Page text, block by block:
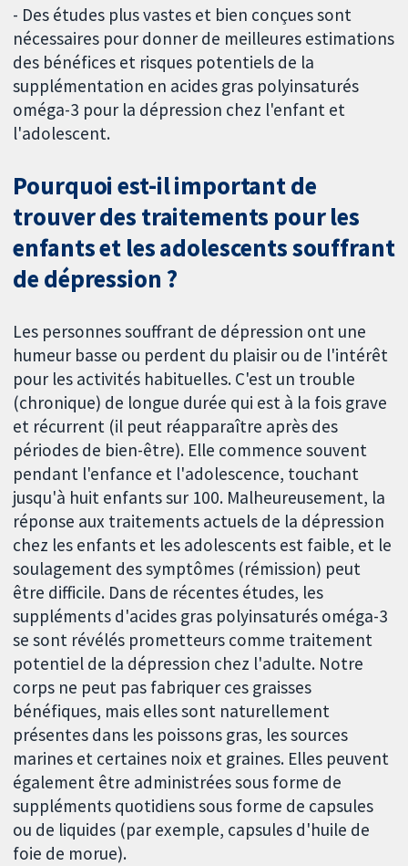
- Des études plus vastes et bien conçues sont
nécessaires pour donner de meilleures estimations
des bénéfices et risques potentiels de la
supplémentation en acides gras polyinsaturés
oméga-3 pour la dépression chez l'enfant et
l'adolescent.
Pourquoi est-il important de
trouver des traitements pour les
enfants et les adolescents souffrant
de dépression ?
Les personnes souffrant de dépression ont une
humeur basse ou perdent du plaisir ou de l'intérêt
pour les activités habituelles. C'est un trouble
(chronique) de longue durée qui est à la fois grave
et récurrent (il peut réapparaître après des
périodes de bien-être). Elle commence souvent
pendant l'enfance et l'adolescence, touchant
jusqu'à huit enfants sur 100. Malheureusement, la
réponse aux traitements actuels de la dépression
chez les enfants et les adolescents est faible, et le
soulagement des symptômes (rémission) peut
être difficile. Dans de récentes études, les
suppléments d'acides gras polyinsaturés oméga-3
se sont révélés prometteurs comme traitement
potentiel de la dépression chez l'adulte. Notre
corps ne peut pas fabriquer ces graisses
bénéfiques, mais elles sont naturellement
présentes dans les poissons gras, les sources
marines et certaines noix et graines. Elles peuvent
également être administrées sous forme de
suppléments quotidiens sous forme de capsules
ou de liquides (par exemple, capsules d'huile de
foie de morue).